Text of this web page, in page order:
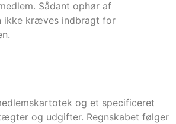
Sådant ophør af
ikke kræves indbragt for
og et specificeret
og udgifter. Regnskabet følger